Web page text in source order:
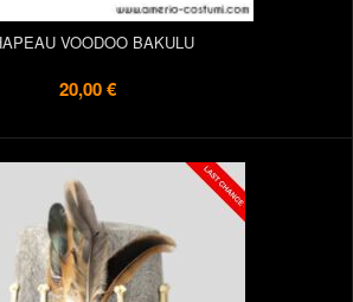
VOODOO BAKULU
20,00 €